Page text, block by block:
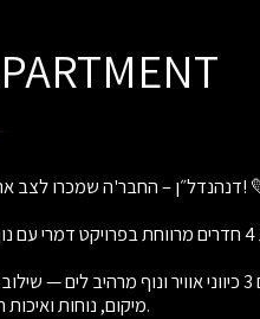
מיקום, נוחות